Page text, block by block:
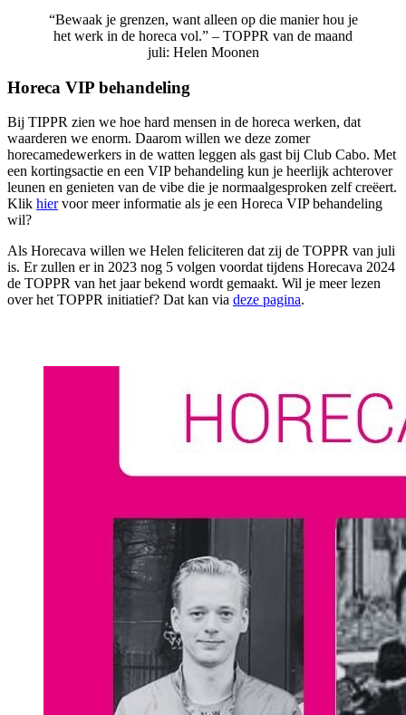
“Bewaak je grenzen, want alleen op die manier hou je
het werk in de horeca vol.” – TOPPR van de maand
juli: Helen Moonen
Horeca VIP behandeling
Bij TIPPR zien we hoe hard mensen in de horeca werken, dat
waarderen we enorm. Daarom willen we deze zomer
horecamedewerkers in de watten leggen als gast bij Club Cabo. Met
een kortingsactie en een VIP behandeling kun je heerlijk achterover
leunen en genieten van de vibe die je normaalgesproken zelf creëert.
Klik hiervoor meer informatie als je een Horeca VIP behandeling
wil?
Als Horecava willen we Helen feliciteren dat zij de TOPPR van juli
is. Er zullen er in 2023 nog 5 volgen voordat tijdens Horecava 2024
de TOPPR van het jaar bekend wordt gemaakt. Wil je meer lezen
over het TOPPR initiatief? Dat kan via deze pagina.